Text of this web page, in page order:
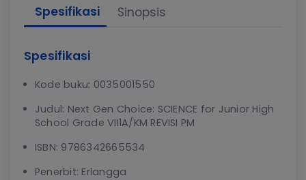
Spesifikasi Sinopsis
Spesifikasi
Kode buku: 0035001550
Judul: Next Gen Choice: SCIENCE for Junior High
School Grade VII1A/KM REVISI PM
ISBN: 9786342665534
Penerbit: Erlangga